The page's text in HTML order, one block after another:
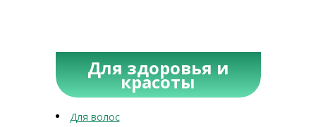
Для здоровья и
красоты
Для волос